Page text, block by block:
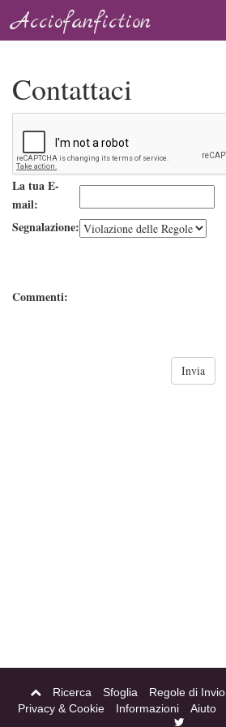
Acciofanfiction
Contattaci
La tua E-
mail:
Segnalazione:
Commenti:
Ricerca Sfoglia Regole di Invio
Privacy & Cookie
Informazioni Aiuto